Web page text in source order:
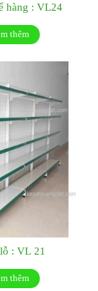
hàng : VL24
thêm
: VL 21
thêm